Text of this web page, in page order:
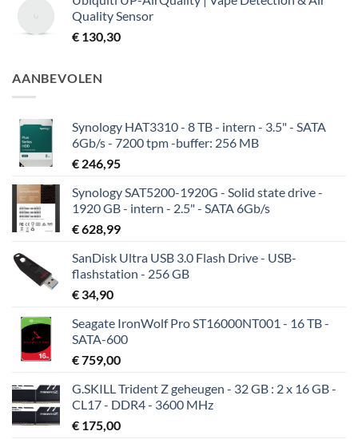
Quality Sensor
€ 130,30
AANBEVOLEN
Synology HAT3310 - 8 TB - intern - 3.5" - SATA
6Gb/s - 7200 tpm -buffer: 256 MB
€ 246,95
Synology SAT5200-1920G - Solid state drive -
1920 GB - intern - 2.5" - SATA 6Gb/s
€628,99
SanDisk Ultra USB 3.0 Flash Drive - USB-
flashstation - 256 GB
€ 34,90
Seagate IronWolf Pro ST16000NT001 - 16 TB -
SATA-600
€759,00
G.SKILL Trident Z geheugen - 32 GB : 2 x 16 GB -
CL17 - DDR4 - 3600 MHz
€ 175,00